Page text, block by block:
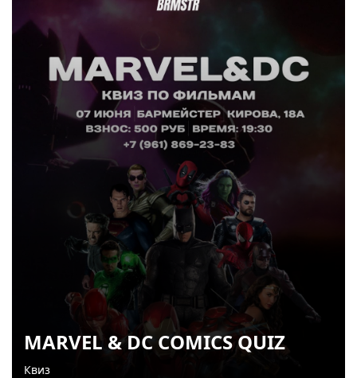
MARVEL & DC COMICS QUIZ
Квиз